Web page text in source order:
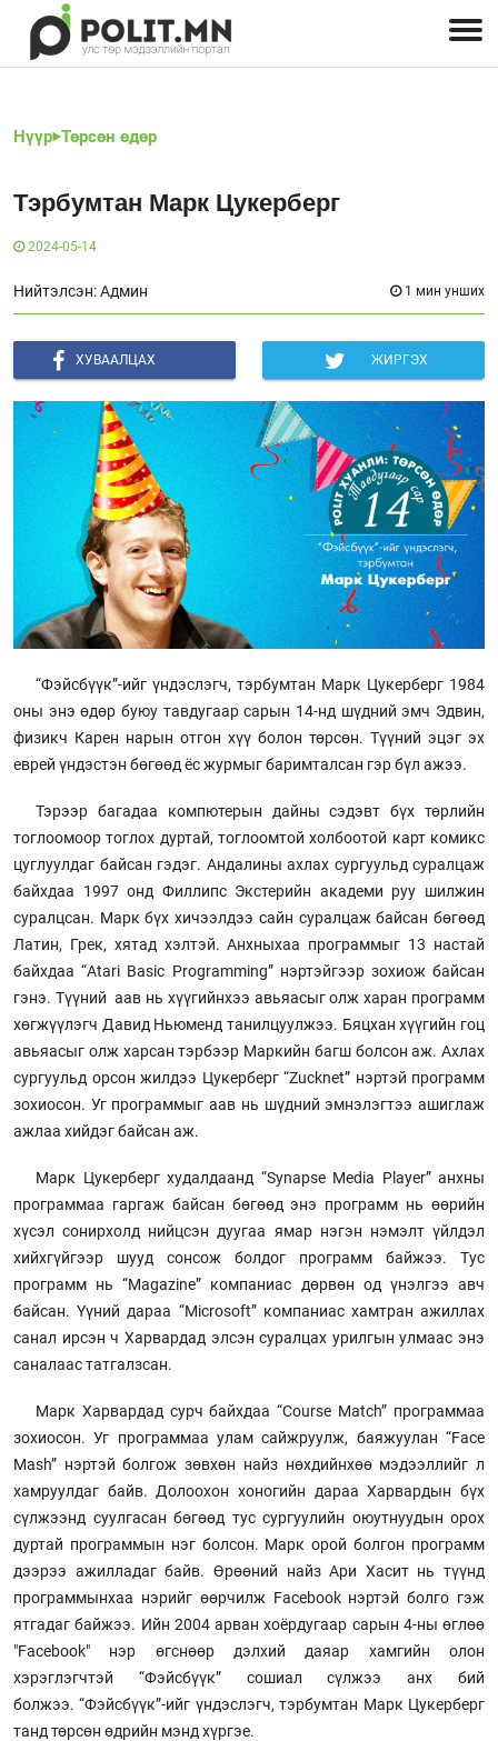
Нүүр Төрсөн өдөр
Тэрбумтан Марк Цукерберг
2024-05-14
Нийтэлсэн: Админ 1 мин унших
ХУВААЛЦАХ ЖИРГЭХ
“Фэйсбүүк”-ийг үндэслэгч, тэрбумтан Марк Цукерберг 1984
оны энэ өдөр буюу тавдугаар сарын 14-нд шүдний эмч Эдвин,
физикч Карен нарын отгон хүү болон төрсөн. Түүний эцэг эх
еврей үндэстэн бөгөөд ёс журмыг баримталсан гэр бүл ажээ.
Тэрээр багадаа компютерын дайны сэдэвт бүх төрлийн
тоглоомоор тоглох дуртай, тоглоомтой холбоотой карт комикс
цуглуулдаг байсан гэдэг. Андалины ахлах сургуульд суралцаж
байхдаа 1997 онд Филлипс Экстерийн академи руу шилжин
суралцсан. Марк бүх хичээлдээ сайн суралцаж байсан бөгөөд
Латин, Грек, хятад хэлтэй. Анхныхаа программыг 13 настай
байхдаа “Atari Basic Programming” нэртэйгээр зохиож байсан
гэнэ. Түүний аав нь хүүгийнхээ авьяасыг олж харан программ
хөгжүүлэгч Давид Ньюменд танилцуулжээ. Бяцхан хүүгийн гоц
авьяасыг олж харсан тэрбээр Маркийн багш болсон аж. Ахлах
сургуульд орсон жилдээ Цукерберг “Zucknet” нэртэй программ
зохиосон. Уг программыг аав нь шүдний эмнэлэгтээ ашиглаж
ажлаа хийдэг байсан аж.
Марк Цукерберг худалдаанд “Synapse Media Player” анхны
программаа гаргаж байсан бөгөөд энэ программ нь өөрийн
хүсэл сонирхолд нийцсэн дуугаа ямар нэгэн нэмэлт үйлдэл
хийхгүйгээр шууд сонсож болдог программ байжээ. Тус
программ нь “Magazine” компаниас дөрвөн од үнэлгээ авч
байсан. Үүний дараа “Microsoft” компаниас хамтран ажиллах
санал ирсэн ч Харвардад элсэн суралцах урилгын улмаас энэ
саналаас татгалзсан.
Марк Харвардад сурч байхдаа “Course Match” программаа
зохиосон. Уг программаа улам сайжруулж, баяжуулан “Face
Mash” нэртэй болгож зөвхөн найз нөхдийнхөө мэдээллийг л
хамруулдаг байв. Долоохон хоногийн дараа Харвардын бүх
сүлжээнд суулгасан бөгөөд тус сургуулийн оюутнуудын орох
дуртай программын нэг болсон. Марк орой болгон программ
дээрээ ажилладаг байв. Өрөөний найз Ари Хасит нь түүнд
программынхаа нэрийг өөрчилж Facebook нэртэй болго гэж
ятгадаг байжээ. Ийн 2004 арван хоёрдугаар сарын 4-ны өглөө
"Facebook" нэр өгснөөр дэлхий даяар хамгийн олон
хэрэглэгчтэй “Фэйсбүүк” сошиал сүлжээ анх бий
болжээ. “Фэйсбүүк”-ийг үндэслэгч, тэрбумтан Марк Цукерберг
танд төрсөн өдрийн мэнд хүргэе.